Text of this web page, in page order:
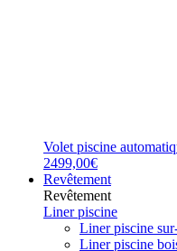
Volet piscine
2499,00€
Revêtement
Revêtement
Liner piscine
Liner piscine
Liner piscine